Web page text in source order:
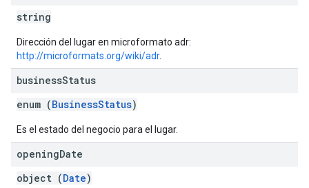
string
Dirección del lugar en microformato adr:
http://microformats.org/wiki/adr.
businessStatus
enum (BusinessStatus)
Es el estado del negocio para el lugar.
openingDate
object (Date)